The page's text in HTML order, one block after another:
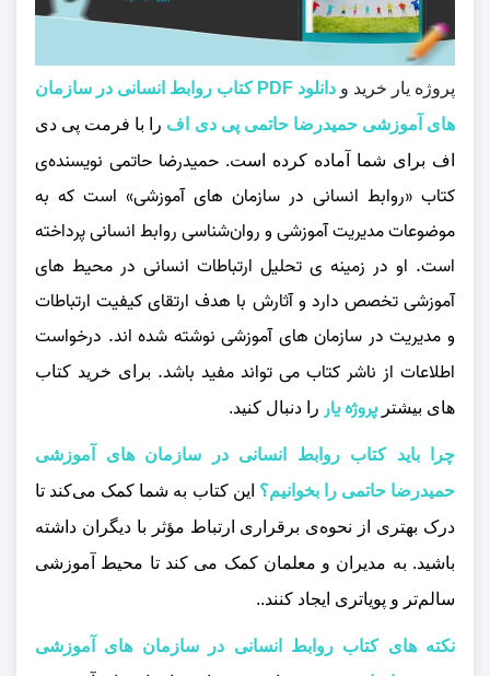
پروژه یار خرید و
دانلود PDF کتاب روابط انسانی در سازمان
های آموزشی حمیدرضا حاتمی پی دی اف را با فرمت پی دی
اف برای شما آماده کرده است. حمیدرضا حاتمی نویسنده‌ی
کتاب «روابط انسانی در سازمان‌ های آموزشی» است که به
موضوعات مدیریت آموزشی و روان‌شناسی روابط انسانی پرداخته
است. او در زمینه‌ ی تحلیل ارتباطات انسانی در محیط‌ های
آموزشی تخصص دارد و آثارش با هدف ارتقای کیفیت ارتباطات
و مدیریت در سازمان‌ های آموزشی نوشته شده‌ اند. درخواست
اطلاعات از ناشر کتاب می‌ تواند مفید باشد. برای خرید کتاب
های بیشتر پروژه یار را دنبال کنید.
چرا باید کتاب روابط انسانی در سازمان های آموزشی
حمیدرضا حاتمی را بخوانیم؟ این کتاب به شما کمک می‌کند تا
درک بهتری از نحوه‌ی برقراری ارتباط مؤثر با دیگران داشته
باشید. به مدیران و معلمان کمک می‌ کند تا محیط آموزشی
سالم‌تر و پویاتری ایجاد کنند..
نکته های کتاب روابط انسانی در سازمان های آموزشی